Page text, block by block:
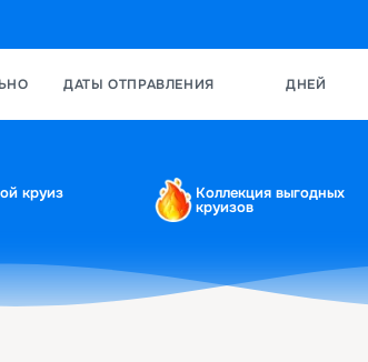
ДАТЫ ОТПРАВЛЕНИЯ ДНЕЙ
круиз Коллекция выгодных
круизов